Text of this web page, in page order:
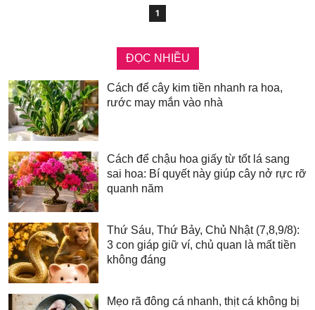
1
ĐỌC NHIỀU
Cách để cây kim tiền nhanh ra hoa,
rước may mắn vào nhà
Cách để chậu hoa giấy từ tốt lá sang
sai hoa: Bí quyết này giúp cây nở rực rỡ
quanh năm
Thứ Sáu, Thứ Bảy, Chủ Nhật (7,8,9/8):
3 con giáp giữ ví, chủ quan là mất tiền
không đáng
Mẹo rã đông cá nhanh, thịt cá không bị